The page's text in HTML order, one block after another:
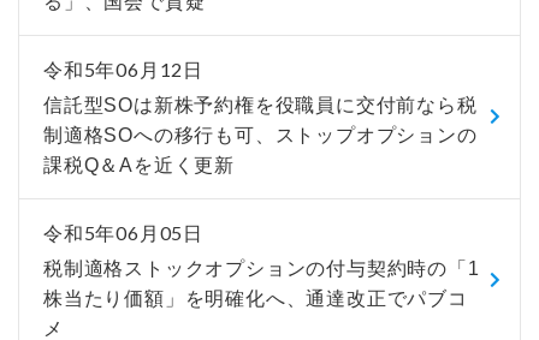
令和5年06月12日
信託型SOは新株予約権を役職員に交付前なら税
制適格SOへの移行も可、ストップオプションの
課税Q＆Aを近く更新
令和5年06月05日
税制適格ストックオプションの付与契約時の「1
株当たり価額」を明確化へ、通達改正でパブコ
メ